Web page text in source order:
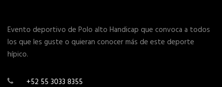
Evento deportivo de Polo alto Handicap que convoca a todos
los que les guste o quieran conocer más de este deporte
hípico.
+52 55 3033 8355